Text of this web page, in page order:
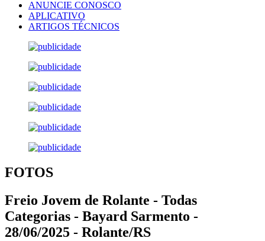
ANUNCIE CONOSCO
APLICATIVO
ARTIGOS TÉCNICOS
FOTOS
Freio Jovem de Rolante - Todas
Categorias - Bayard Sarmento -
28/06/2025 - Rolante/RS